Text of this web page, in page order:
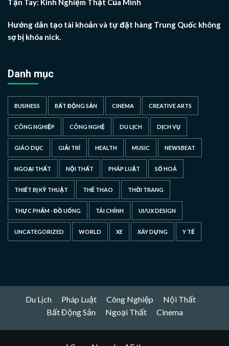
Tận Tay: Kinh Nghiệm Thật Của Mình
Hướng dẫn tạo tài khoản và tự đặt hàng Trung Quốc không
sợ bị khóa nick.
Danh mục
BUSINESS BẤT ĐỘNG SẢN CINEMA CREATIVE ARTS
CÔNG NGHIỆP CÔNG NGHỆ DU LỊCH DỊCH VỤ
GIÁO DỤC GIẢI TRÍ HEALTH MUSIC NEWSBEAT
NGOẠI THẤT NỘI THẤT PHÁP LUẬT SỐ HOÁ
THIẾT BỊ KỸ THUẬT THỂ THAO THỜI TRANG
THỰC PHẨM - ĐỒ UỐNG TÀI CHÍNH UI/UX DESIGN
UNCATEGORIZED WORLD XE XÂY DỰNG Y TẾ
Du Lịch Pháp Luật Công Nghiệp
Nội Thất
Bất Động Sản
Ngoại Thất Cinema